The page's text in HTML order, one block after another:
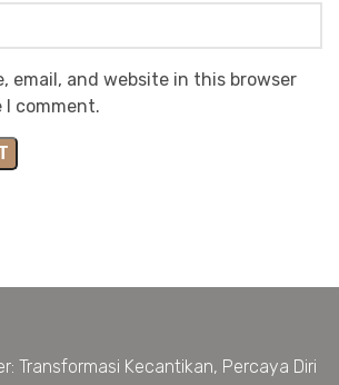
email, and website in this browser
comment.
Transformasi Kecantikan, Percaya Diri